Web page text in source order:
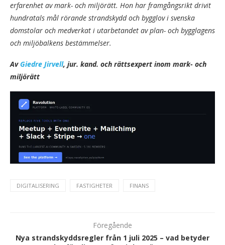
erfarenhet av mark- och miljörätt. Hon har framgångsrikt drivit
hundratals mål rörande strandskydd och bygglov i svenska
domstolar och medverkat i utarbetandet av plan- och bygglagens
och miljöbalkens bestämmelser.
AvGiedre Jirvell, jur. kand. och rättsexpert inom mark- och
miljörätt
DIGITALISERING FASTIGHETER FINANS
Föregående
Nya strandskyddsregler från 1 juli 2025 – vad betyder